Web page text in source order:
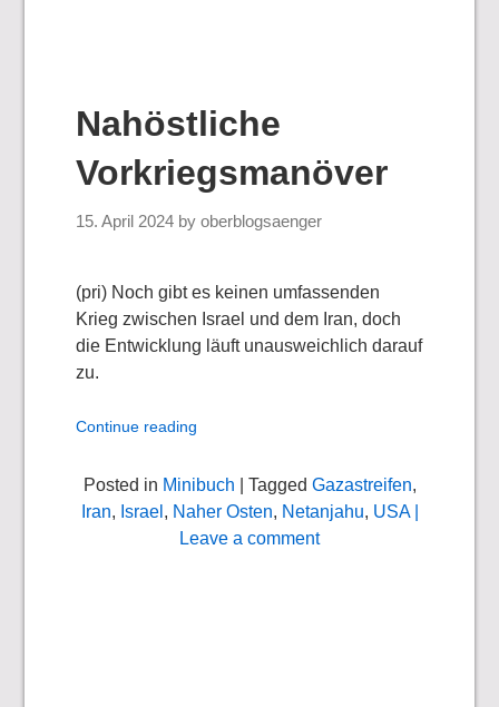
Nahöstliche
Vorkriegsmanöver
15. April 2024 byoberblogsaenger
(pri) Noch gibt es keinen umfassenden
Krieg zwischen Israel und dem Iran, doch
die Entwicklung läuft unausweichlich darauf
zu.
Continue reading
Posted in Minibuch | Tagged Gazastreifen,
Iran, Israel , Naher Osten, Netanjahu, USA|
Leave a comment